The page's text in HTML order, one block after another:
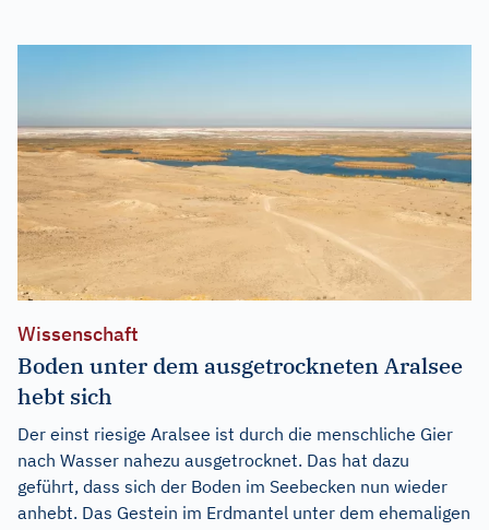
Wissenschaft
Boden unter dem ausgetrockneten Aralsee
hebt sich
Der einst riesige Aralsee ist durch die menschliche Gier
nach Wasser nahezu ausgetrocknet. Das hat dazu
geführt, dass sich der Boden im Seebecken nun wieder
anhebt. Das Gestein im Erdmantel unter dem ehemaligen